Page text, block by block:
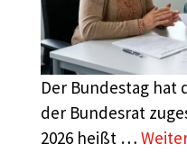
Der Bundestag hat
der Bundesrat
2026 heißt …